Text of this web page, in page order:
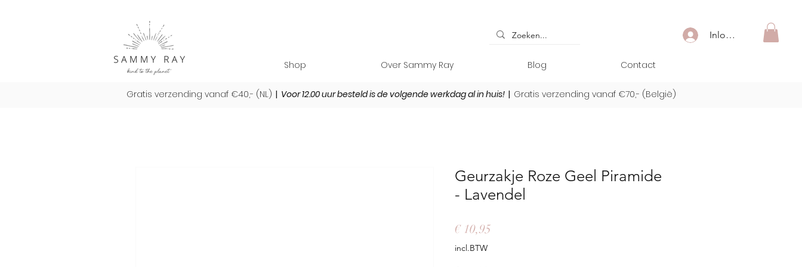
Inloggen
Shop Over Sammy Ray Blog Contact
Geurzakje Roze Geel Piramide
- Lavendel
€ 10,95
incl.BTW
Gratis verzending vanaf €40,- (NL) | Voor 12.00 uur besteld is de volgende werkdag al in huis!| Gratis verzending vanaf €70,- (België)